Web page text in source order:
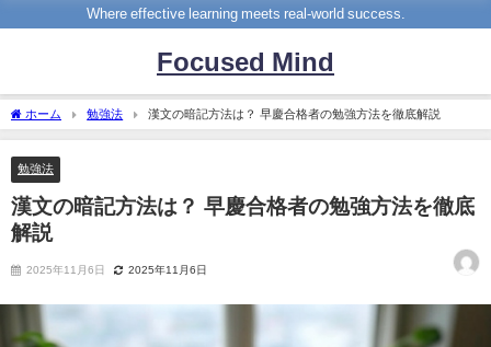
Where effective learning meets real-world success.
Focused Mind
ホーム 勉強法 漢文の暗記方法は？ 早慶合格者の勉強方法を徹底解説
勉強法
漢文の暗記方法は？ 早慶合格者の勉強方法を徹底
解説
2025年11月6日 2025年11月6日